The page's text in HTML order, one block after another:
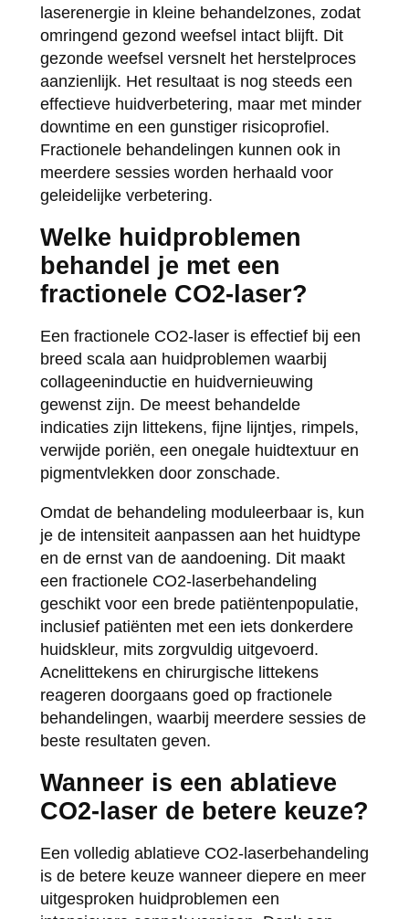
laserenergie in kleine behandelzones, zodat
omringend gezond weefsel intact blijft. Dit
gezonde weefsel versnelt het herstelproces
aanzienlijk. Het resultaat is nog steeds een
effectieve huidverbetering, maar met minder
downtime en een gunstiger risicoprofiel.
Fractionele behandelingen kunnen ook in
meerdere sessies worden herhaald voor
geleidelijke verbetering.
Welke huidproblemen
behandel je met een
fractionele CO2-laser?
Een fractionele CO2-laser is effectief bij een
breed scala aan huidproblemen waarbij
collageeninductie en huidvernieuwing
gewenst zijn. De meest behandelde
indicaties zijn littekens, fijne lijntjes, rimpels,
verwijde poriën, een onegale huidtextuur en
pigmentvlekken door zonschade.
Omdat de behandeling moduleerbaar is, kun
je de intensiteit aanpassen aan het huidtype
en de ernst van de aandoening. Dit maakt
een fractionele CO2-laserbehandeling
geschikt voor een brede patiëntenpopulatie,
inclusief patiënten met een iets donkerdere
huidskleur, mits zorgvuldig uitgevoerd.
Acnelittekens en chirurgische littekens
reageren doorgaans goed op fractionele
behandelingen, waarbij meerdere sessies de
beste resultaten geven.
Wanneer is een ablatieve
CO2-laser de betere keuze?
Een volledig ablatieve CO2-laserbehandeling
is de betere keuze wanneer diepere en meer
uitgesproken huidproblemen een